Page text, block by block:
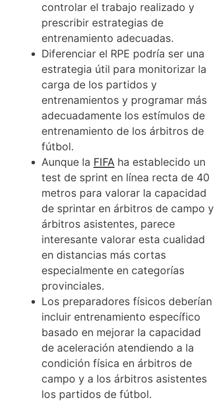
controlar el trabajo realizado y
prescribir estrategias de
entrenamiento adecuadas.
Diferenciar el RPE podría ser una
estrategia útil para monitorizar la
carga de los partidos y
entrenamientos y programar más
adecuadamente los estímulos de
entrenamiento de los árbitros de
fútbol.
Aunque la FIFA ha establecido un
test de sprint en línea recta de 40
metros para valorar la capacidad
de sprintar en árbitros de campo y
árbitros asistentes, parece
interesante valorar esta cualidad
en distancias más cortas
especialmente en categorías
provinciales.
Los preparadores físicos deberían
incluir entrenamiento específico
basado en mejorar la capacidad
de aceleración atendiendo a la
condición física en árbitros de
campo y a los árbitros asistentes
los partidos de fútbol.